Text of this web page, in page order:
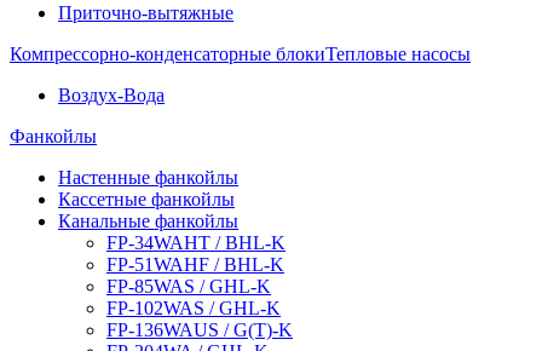
Приточно-вытяжные
Компрессорно-конденсаторные блокиТепловые насосы
Воздух-Вода
Фанкойлы
Настенные фанкойлы
Кассетные фанкойлы
Канальные фанкойлы
FP-34WAHT / BHL-K
FP-51WAHF / BHL-K
FP-85WAS / GHL-K
FP-102WAS / GHL-K
FP-136WAUS / G(T)-K